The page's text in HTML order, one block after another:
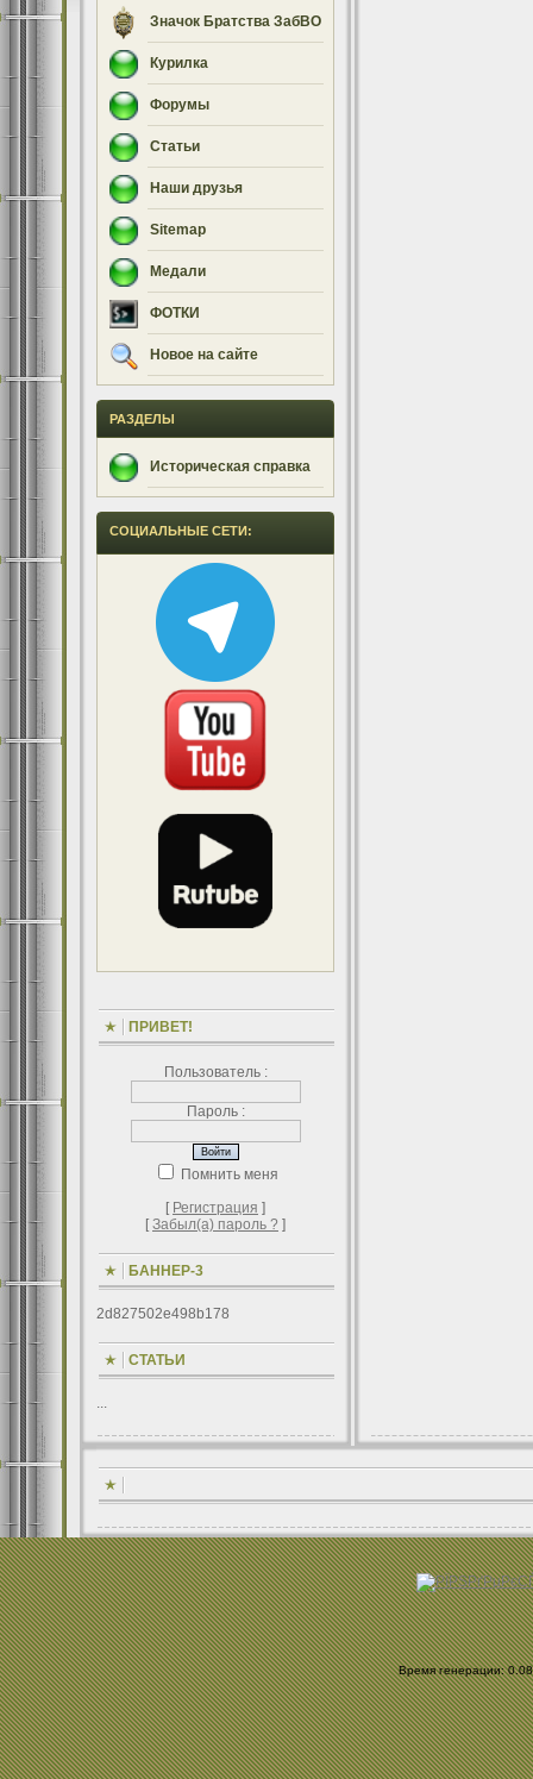
Значок Братства ЗабВО
Курилка
Форумы
Статьи
Наши друзья
Sitemap
Медали
ФОТКИ
Новое на сайте
РАЗДЕЛЫ
Историческая справка
СОЦИАЛЬНЫЕ СЕТИ:
ПРИВЕТ!
Пользователь :
Пароль :
Помнить меня
[ Регистрация ]
[Забыл(а) пароль ? ]
БАННЕР-3
2d827502e498b178
СТАТЬИ
...
Время генерации: